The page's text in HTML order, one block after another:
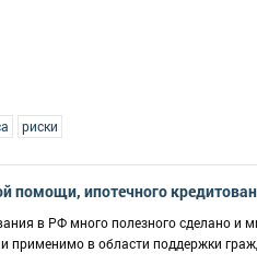
риски
помощи, ипотечного
в РФ много полезного сделано и
применимо в области поддержки